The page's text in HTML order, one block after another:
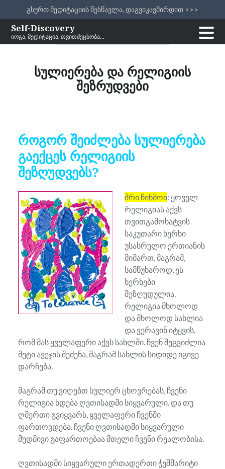
გსურთ მედიტაციის შესწავლა, დაგვიკავშირდით >>>
SkipSelf-Discovery
იოგა, მედიტაცია, თვითშეცნობა…
სულიერება და რელიგიის
შეზრუდვები
როგორ შეიძლება სულიერება
გაექცეს რელიგიის
შეზღუდვებს?
შრი ჩინმოი: ყოველ
რელიგიას აქვს
თვითგამოხატვის
საკუთარი ხერხი
უსასრულო ერთიანის
მიმართ, მაგრამ,
სამწუხაროდ, ეს
ხერხები
შეზღუდულია.
რელიგია მხოლოდ
და მხოლოდ სახლია
და ვერავინ იტყვის,
რომ მას ყველაფერი აქვს სახლში. ჩვენ შეგვიძლია
მეტი ავეჯის შეძენა, მაგრამ სახლის სიდიდე იგივე
დარჩება.
მაგრამ თუ ვიღებთ სულიერ ცხოვრებას, ჩვენი
რელიგია ხდება ღვთისადმი სიყვარული. და თუ
ღმერთი გვიყვარს, ყველაფერი ჩვენში
ფართოვდება. ჩვენი ღვთისადმი სიყვარული
მუდმივი გაფართოებაა მთელი ჩვენი რეალობისა.
ღვთისადმი სიყვარული ერთადერთი ჭეშმარიტი